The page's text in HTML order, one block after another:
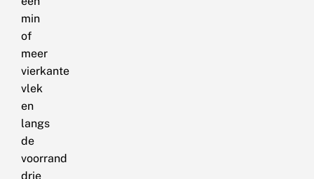
min
of
meer
vierkante
vlek
en
langs
de
voorrand
drie